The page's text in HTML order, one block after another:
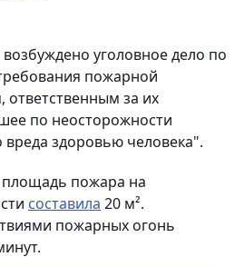
уголовное дело по
пожарной
ответственным за их
по неосторожности
здоровью человека".
площадь пожара на
составила 20 м².
пожарных огонь